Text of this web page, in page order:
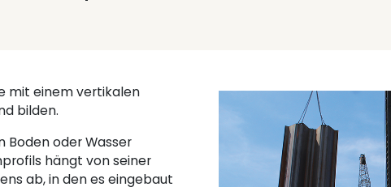
mit einem vertikalen
bilden.
Boden oder Wasser
hängt von seiner
ab, in den es eingebaut